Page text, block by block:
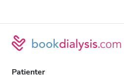
Patienter